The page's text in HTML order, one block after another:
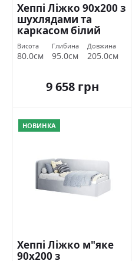
Хеппі Ліжко 90х200 з
шухлядами та
каркасом білий
глянець Міромарк
Висота
80.0см
Глибина
95.0см
Довжина
205.0см
9 658 грн
НОВИНКА
Хеппі Ліжко м"яке
90х200 з